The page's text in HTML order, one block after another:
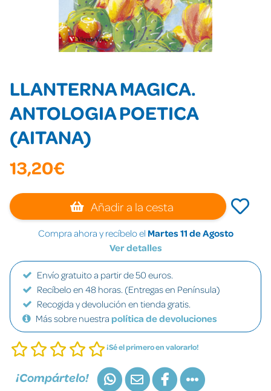
LLANTERNA MAGICA.
ANTOLOGIA POETICA
(AITANA)
13,20€
Añadir a la cesta
Compra ahora y recíbelo el Martes 11 de Agosto
Ver detalles
Envío gratuito a partir de 50 euros.
Recíbelo en 48 horas. (Entregas en Península)
Recogida y devolución en tienda gratis.
Más sobre nuestra política de devoluciones
¡Sé el primero en valorarlo!
¡Compártelo!